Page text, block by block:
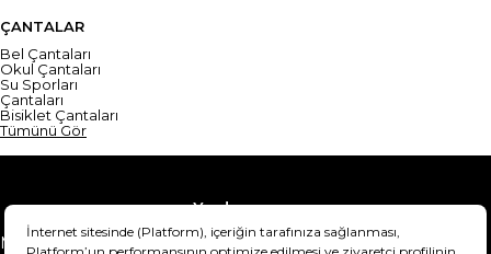
ÇANTALAR
Bel Çantaları
Okul Çantaları
Su Sporları
Çantaları
Bisiklet Çantaları
Tümünü Gör
Yardım
Mesafeli Satış Sözleşmesi
Teslimat Bilgisi